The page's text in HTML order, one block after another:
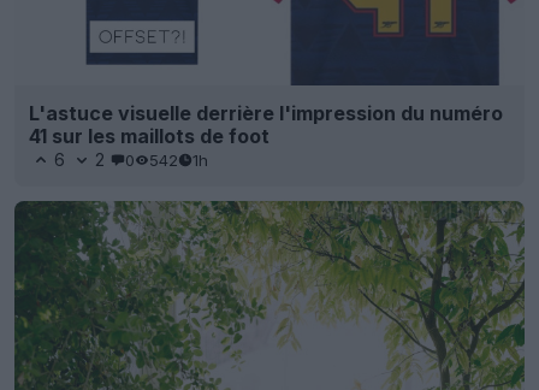
L'astuce visuelle derrière l'impression du numéro
41 sur les maillots de foot
6 2 0 542 1h